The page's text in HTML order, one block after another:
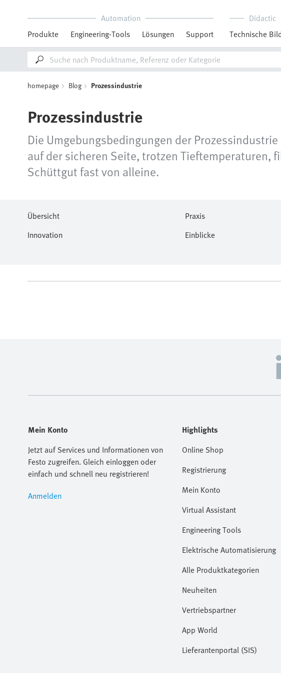
Automation
Produkte
Engineering-Tools Lösungen Support
Didactic
Technische
homepage Blog Prozessindustrie
Prozessindustrie
Die Umgebungsbedingungen der
auf der sicheren Seite, trotzen Tieftemperaturen,
Schüttgut fast von alleine.
Übersicht Praxis
Innovation
Einblicke
Mein Konto
Jetzt auf Services und Informationen von
Festo zugreifen. Gleich einloggen oder
einfach und schnell neu registrieren!
Anmelden
Highlights
Online Shop
Registrierung
Mein Konto
Virtual Assistant
Engineering Tools
Elektrische Automatisierung
Alle Produktkategorien
Neuheiten
Vertriebspartner
App World
Lieferantenportal (SIS)